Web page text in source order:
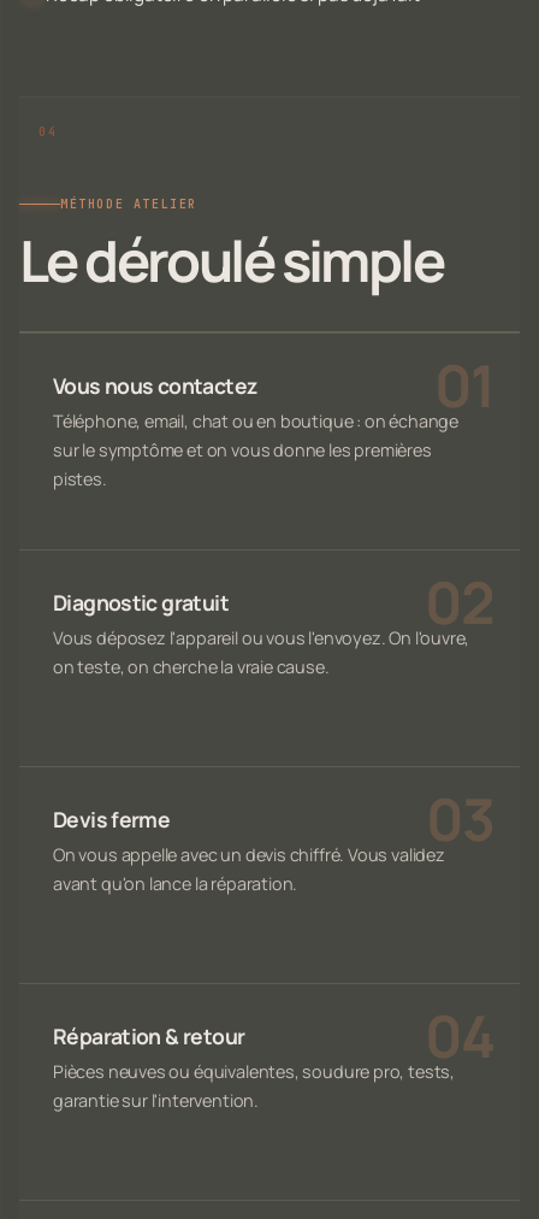
MÉTHODE ATELIER
Le déroulé simple
Vous nous contactez
Téléphone, email, chat ou en boutique : on échange
sur le symptôme et on vous donne les premières
pistes.
Diagnostic gratuit
Vous déposez l'appareil ou vous l'envoyez. On l'ouvre,
on teste, on cherche la vraie cause.
Devis ferme
On vous appelle avec un devis chiffré. Vous validez
avant qu'on lance la réparation.
Réparation & retour
Pièces neuves ou équivalentes, soudure pro, tests,
garantie sur l'intervention.